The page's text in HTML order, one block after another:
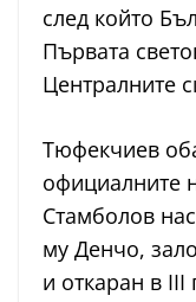
след който
Първата
Централните
Тюфекчиев
официалните
Стамболов
му Денчо,
и откаран в III